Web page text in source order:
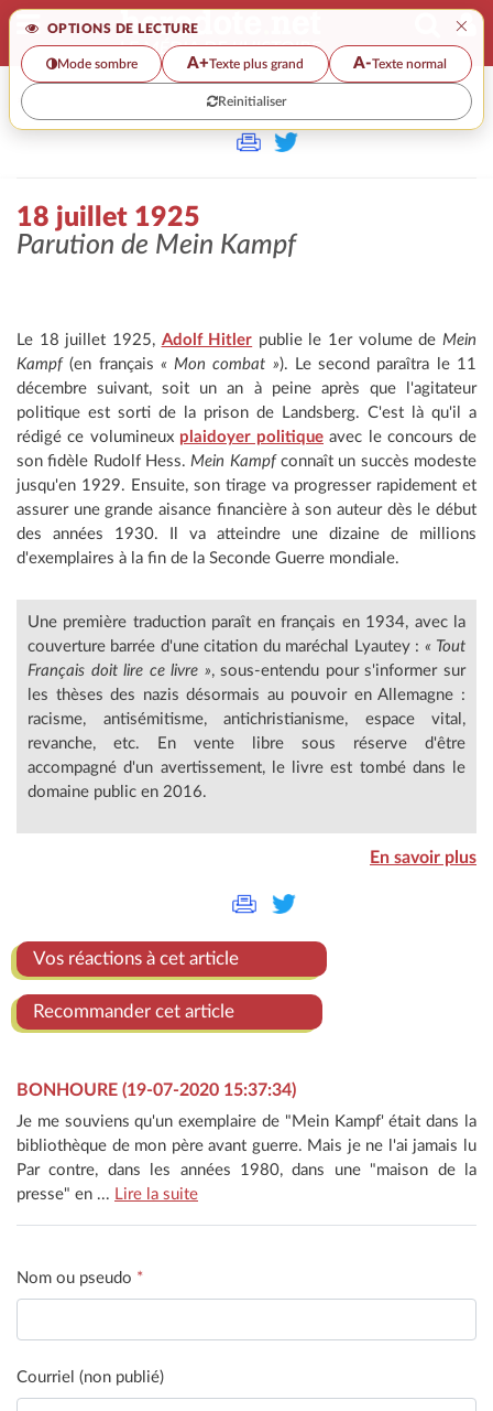
OPTIONS DE LECTURE ×
Mode sombre A+Texte plus grand A-Texte normal
Reinitialiser
>>
18 juillet 1925
Parution de Mein Kampf
Le 18 juillet 1925, Adolf Hitler publie le 1er volume deMein
Kampf (en français « Mon combat »). Le second paraîtra le 11
décembre suivant, soit un an à peine après que l'agitateur
politique est sorti de la prison de Landsberg. C'est là qu'il a
rédigé ce volumineux plaidoyer politique avec le concours de
son fidèle Rudolf Hess.Mein Kampfconnaît un succès modeste
jusqu'en 1929. Ensuite, son tirage va progresser rapidement et
assurer une grande aisance financière à son auteur dès le début
des années 1930. Il va atteindre une dizaine de millions
d'exemplaires à la fin de la Seconde Guerre mondiale.
Une première traduction paraît en français en 1934, avec la
couverture barrée d'une citation du maréchal Lyautey : « Tout
Français doit lire ce livre », sous-entendu pour s'informer sur
les thèses des nazis désormais au pouvoir en Allemagne :
racisme, antisémitisme, antichristianisme, espace vital,
revanche, etc. En vente libre sous réserve d'être
accompagné d'un avertissement, le livre est tombé dans le
domaine public en 2016.
En savoir plus
Vos réactions à cet article
Recommander cet article
BONHOURE (19-07-2020 15:37:34)
Je me souviens qu'un exemplaire de "Mein Kampf' était dans la
bibliothèque de mon père avant guerre. Mais je ne l'ai jamais lu
Par contre, dans les années 1980, dans une "maison de la
presse" en ... Lire la suite
Nom ou pseudo *
Courriel (non publié)